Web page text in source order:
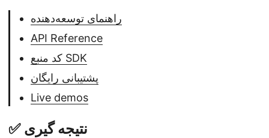
راهنمای توسعه‌دهنده
API Reference
کد منبع SDK
پشتیبانی رایگان
Live demos
✅ نتیجه گیری